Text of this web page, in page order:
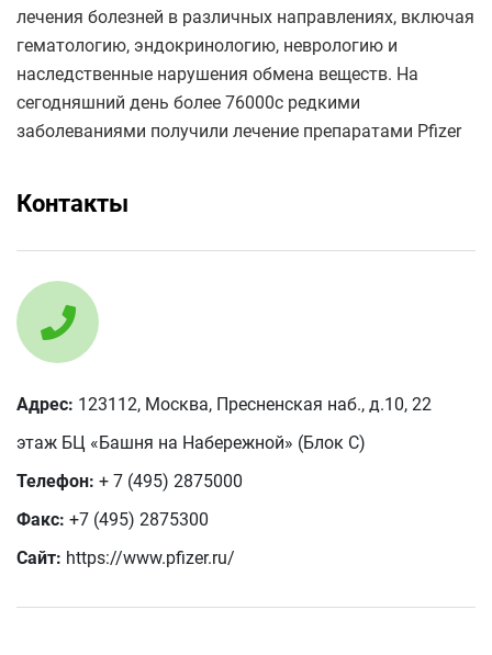
лечения болезней в различных направлениях, включая
гематологию, эндокринологию, неврологию и
наследственные нарушения обмена веществ. На
сегодняшний день более 76000с редкими
заболеваниями получили лечение препаратами Pfizer
Контакты
Адрес: 123112, Москва, Пресненская наб., д.10, 22
этаж БЦ «Башня на Набережной» (Блок С)
Телефон: + 7 (495) 2875000
Факс: +7 (495) 2875300
Сайт: https://www.pfizer.ru/